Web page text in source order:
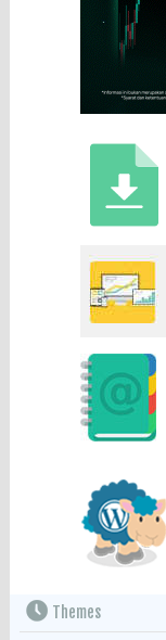
Themes